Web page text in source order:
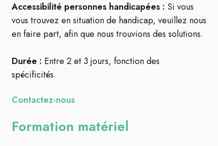
Accessibilité personnes handicapées : Si vous
vous trouvez en situation de handicap, veuillez nous
en faire part, afin que nous trouvions des solutions.
Durée : Entre 2 et 3 jours, fonction des
spécificités.
Contactez-nous
Formation matériel